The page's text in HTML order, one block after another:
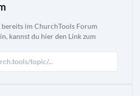
bereits im ChurchTools Forum
kannst du hier den Link zum